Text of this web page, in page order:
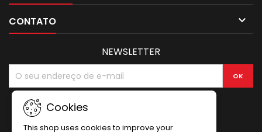
CONTATO 
Cookies
This shop uses cookies to improve your
NEWSLETTER